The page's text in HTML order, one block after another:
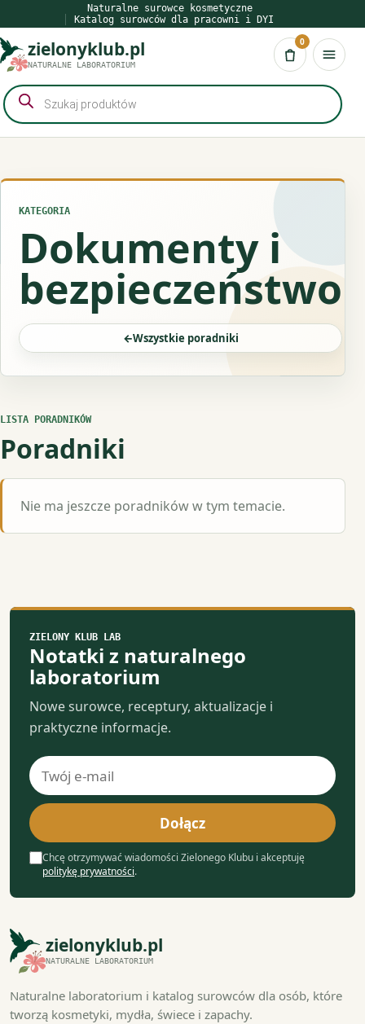
do
treści
Naturalne surowce kosmetyczne
Katalog surowców dla pracowni i DYI
zielonyklub.pl
NATURALNE LABORATORIUM Koszyk
0
Wyszukiwarka
produktów
KATEGORIA
Dokumenty i
bezpieczeństwo
←Wszystkie poradniki
LISTA PORADNIKÓW
Poradniki
Nie ma jeszcze poradników w tym temacie.
ZIELONY KLUB LAB
Notatki z naturalnego
laboratorium
Nowe surowce, receptury, aktualizacje i
praktyczne informacje.
Adres
e-
mail
Dołącz
Chcę otrzymywać wiadomości Zielonego Klubu i akceptuję
politykę prywatności.
zielonyklub.pl
NATURALNE LABORATORIUM
Naturalne laboratorium i katalog surowców dla osób, które
tworzą kosmetyki, mydła, świece i zapachy.